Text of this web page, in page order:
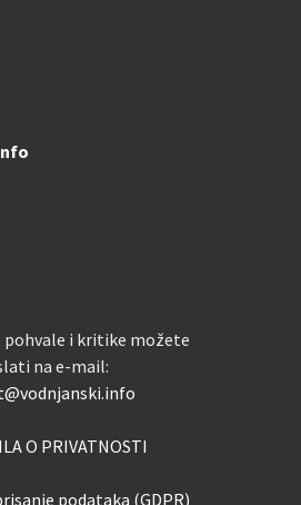
pohvale i kritike možete
na e-mail:
O PRIVATNOSTI
podataka (GDPR)